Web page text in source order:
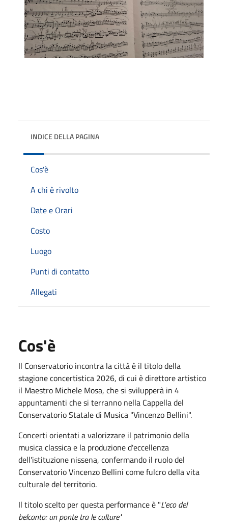
INDICE DELLA PAGINA
Cos'è
A chi è rivolto
Date e Orari
Costo
Luogo
Punti di contatto
Allegati
Cos'è
Il Conservatorio incontra la città è il titolo della
stagione concertistica 2026, di cui è direttore artistico
il Maestro Michele Mosa, che si svilupperà in 4
appuntamenti che si terranno nella Cappella del
Conservatorio Statale di Musica "Vincenzo Bellini".
Concerti orientati a valorizzare il patrimonio della
musica classica e la produzione d'eccellenza
dell'istituzione nissena, confermando il ruolo del
Conservatorio Vincenzo Bellini come fulcro della vita
culturale del territorio.
Il titolo scelto per questa performance è "L'eco del
belcanto: un ponte tra le culture"